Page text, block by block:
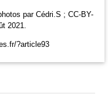
par Cédri.S ; CC-BY-
2021.
?article93